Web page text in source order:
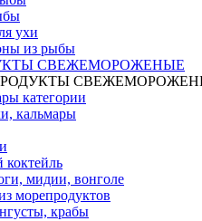
ухи
из рыбы
СВЕЖЕМОРОЖЕНЫЕ
категории
кальмары
коктейль
мидии, вонголе
морепродуктов
крабы